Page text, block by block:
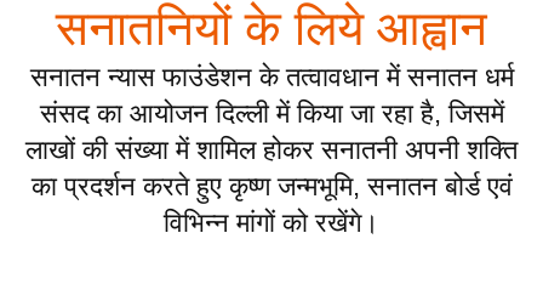
सनातनियों के लिये आह्वान
सनातन न्यास फाउंडेशन के तत्वावधान में सनातन धर्म
संसद का आयोजन दिल्ली में किया जा रहा है, जिसमें
लाखों की संख्या में शामिल होकर सनातनी अपनी शक्ति
का प्रदर्शन करते हुए कृष्ण जन्मभूमि, सनातन बोर्ड एवं
विभिन्न मांगों को रखेंगे।